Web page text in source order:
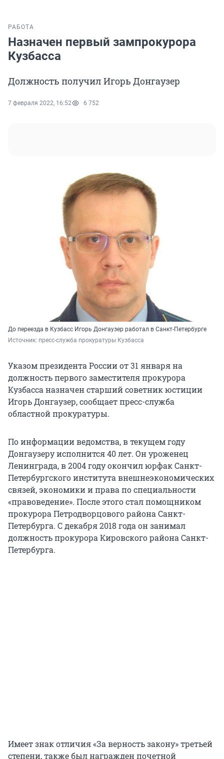
РАБОТА
Назначен первый зампрокурора
Кузбасса
Должность получил Игорь Донгаузер
7 февраля 2022, 16:52 6 752
До переезда в Кузбасс Игорь Донгаузер работал в Санкт-Петербурге
Источник: пресс-служба прокуратуры Кузбасса
Указом президента России от 31 января на
должность первого заместителя прокурора
Кузбасса назначен старший советник юстиции
Игорь Донгаузер, сообщает пресс-служба
областной прокуратуры.
По информации ведомства, в текущем году
Донгаузеру исполнится 40 лет. Он уроженец
Ленинграда, в 2004 году окончил юрфак Санкт-
Петербургского института внешнеэкономических
связей, экономики и права по специальности
«правоведение». После этого стал помощником
прокурора Петродворцового района Санкт-
Петербурга. С декабря 2018 года он занимал
должность прокурора Кировского района Санкт-
Петербурга.
Имеет знак отличия «За верность закону» третьей
степени, также был награжден почетной